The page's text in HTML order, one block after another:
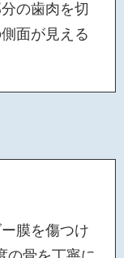
の歯肉を切
面が見える
膜を傷つけ